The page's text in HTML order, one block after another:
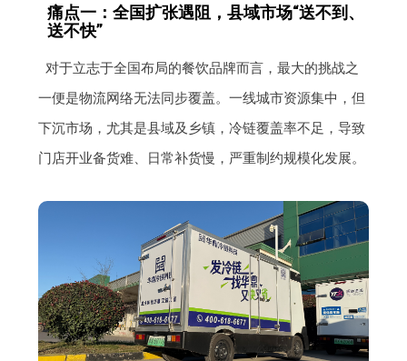
痛点一：全国扩张遇阻，县域市场“送不到、
送不快”
对于立志于全国布局的餐饮品牌而言，最大的挑战之
一便是物流网络无法同步覆盖。一线城市资源集中，但
下沉市场，尤其是县域及乡镇，冷链覆盖率不足，导致
门店开业备货难、日常补货慢，严重制约规模化发展。